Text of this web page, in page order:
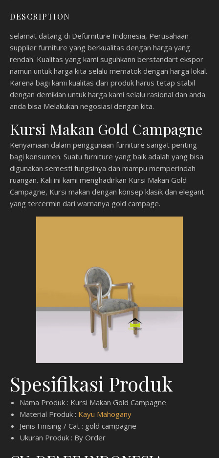
DESCRIPTION
selamat datang di Defurniture Indonesia, Perusahaan
supplier furniture yang berkualitas dengan harga yang
rendah. Kualitas yang kami suguhkann berstandart ekspor
namun untuk harga kita selalu mematok dengan harga lokal.
Karena bagi kami kualitas dari produk harus tetap stabil
dengan demikian untuk harga kami selalu rasional dan anda
anda bisa Melakukan negosiasi dengan kita.
Kursi Makan Gold Campagne
Kenyamaan dalam penggunaan furniture sangat penting
bagi konsumen. Suatu furniture yang baik adalah yang bisa
digunakan semesti fungsinya dan mampu memperindah
ruangan. Kali ini kami menghadirkan Kursi Makan Gold
Campagne, Kursi makan dengan konsep klasik dan elegant
yang tercermin dari warnanya gold campage.
Spesifikasi Produk
Nama Produk : Kursi Makan Gold Campagne
Material Produk : Kayu Mahogany
Jenis Finising / Cat : gold campagne
Ukuran Produk : By Order